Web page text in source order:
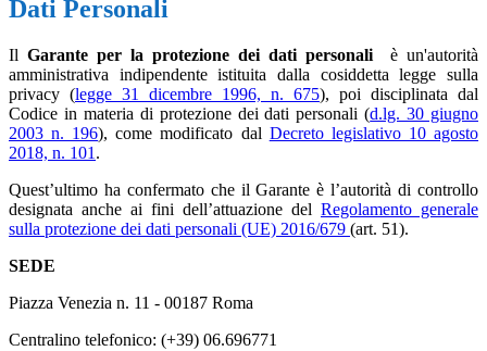
Dati Personali
Il Garante per la protezione dei dati personali è un'autorità
amministrativa indipendente istituita dalla cosiddetta legge sulla
privacy (legge 31 dicembre 1996, n. 675), poi disciplinata dal
Codice in materia di protezione dei dati personali (d.lg. 30 giugno
2003 n. 196), come modificato dal Decreto legislativo 10 agosto
2018, n. 101 .
Quest’ultimo ha confermato che il Garante è l’autorità di controllo
designata anche ai fini dell’attuazione del Regolamento generale
sulla protezione dei dati personali (UE) 2016/679 (art. 51).
SEDE
Piazza Venezia n. 11 - 00187 Roma
Centralino telefonico: (+39) 06.696771